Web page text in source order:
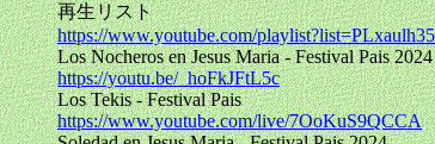
再生リスト
https://www.youtube.com/
Los Nocheros en Jesus Maria - Festival Pais 2024
https://youtu.be/_hoFkJFtL5c
Los Tekis - Festival Pais
https://www.youtube.com/live/7OoKuS9QCCA